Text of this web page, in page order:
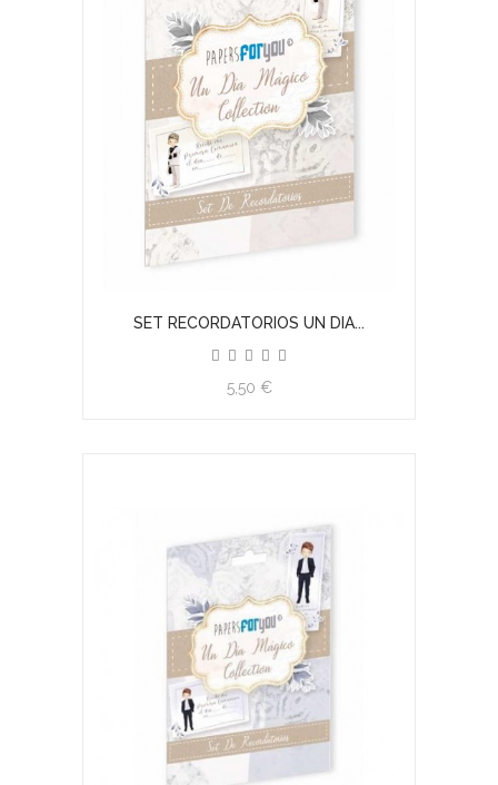
SET RECORDATORIOS UN DIA...
5,50 €